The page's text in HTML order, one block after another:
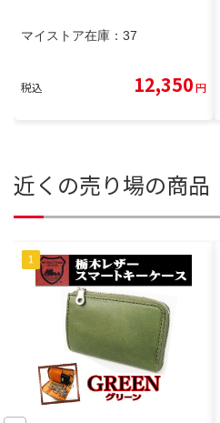
マイストア在庫： 37
税込 12,350円
近くの売り場の商品